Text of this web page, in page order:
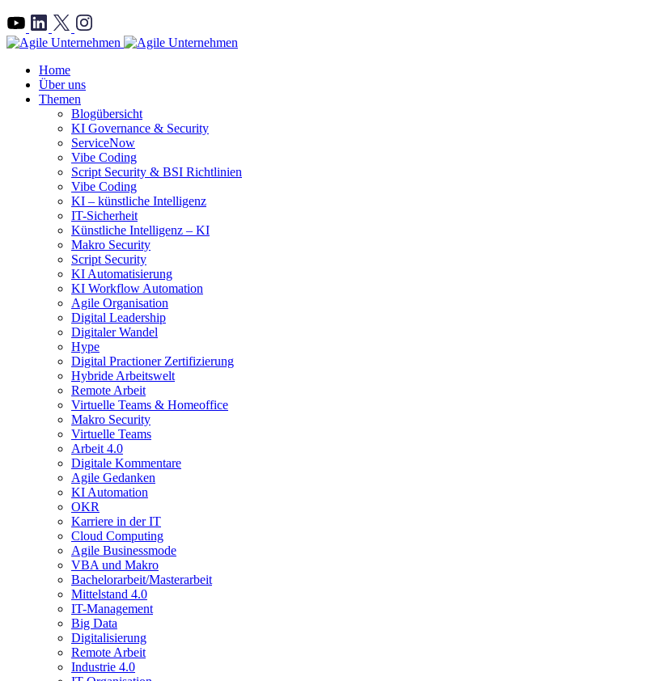
">
Home
Über uns
Themen
Blogübersicht
KI Governance & Security
ServiceNow
Vibe Coding
Script Security & BSI Richtlinien
Vibe Coding
KI – künstliche Intelligenz
IT-Sicherheit
Künstliche Intelligenz – KI
Makro Security
Script Security
KI Automatisierung
KI Workflow Automation
Agile Organisation
Digital Leadership
Digitaler Wandel
Hype
Digital Practioner Zertifizierung
Hybride Arbeitswelt
Remote Arbeit
Virtuelle Teams & Homeoffice
Makro Security
Virtuelle Teams
Arbeit 4.0
Digitale Kommentare
Agile Gedanken
KI Automation
OKR
Karriere in der IT
Cloud Computing
Agile Businessmode
VBA und Makro
Bachelorarbeit/Masterarbeit
Mittelstand 4.0
IT-Management
Big Data
Digitalisierung
Remote Arbeit
Industrie 4.0